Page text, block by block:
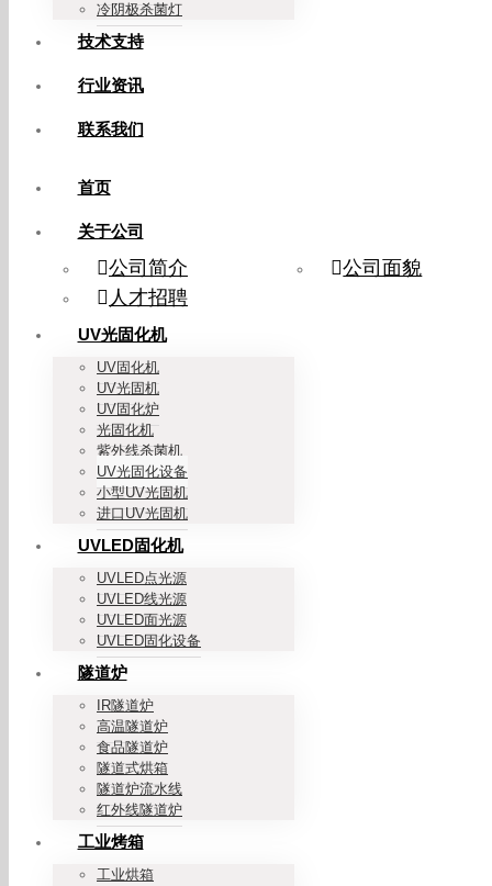
冷阴极杀菌灯
技术支持
行业资讯
联系我们
首页
关于公司
公司简介
公司面貌
人才招聘
UV光固化机
UV固化机
UV光固机
UV固化炉
光固化机
紫外线杀菌机
UV光固化设备
小型UV光固机
进口UV光固机
UVLED固化机
UVLED点光源
UVLED线光源
UVLED面光源
UVLED固化设备
隧道炉
IR隧道炉
高温隧道炉
食品隧道炉
隧道式烘箱
隧道炉流水线
红外线隧道炉
工业烤箱
工业烘箱